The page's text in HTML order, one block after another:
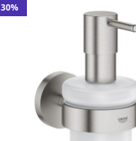
30%